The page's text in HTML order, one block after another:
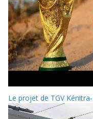
Le projet de TGV